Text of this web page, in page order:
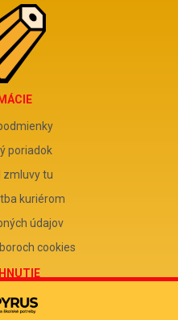
poriadok
zmluvy tu
kuriérom
údajov
cookies
formulár